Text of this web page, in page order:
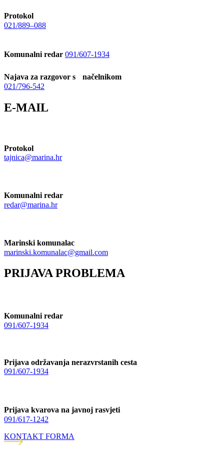
Protokol
021/889–088
Komunalni redar 091/607-1934
Najava za razgovor s načelnikom
021/796-542
E-MAIL
Protokol
tajnica@marina.hr
Komunalni redar
redar@marina.hr
Marinski komunalac
marinski.komunalac@gmail.com
PRIJAVA PROBLEMA
Komunalni redar
091/607-1934
Prijava održavanja nerazvrstanih cesta
091/607-1934
Prijava kvarova na javnoj rasvjeti
091/617-1242
KONTAKT FORMA